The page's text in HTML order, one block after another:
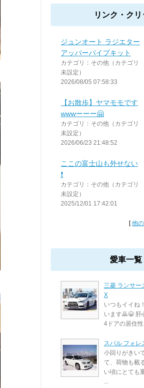
リンク・クリ
ジュンオート ラジエター
アッパーパイプキット
カテゴリ：その他（カテゴリ
未設定）
2026/08/05 07:58:33
【お散歩】ヤマモモです
wwwーーー🤗
カテゴリ：その他（カテゴリ
未設定）
2026/06/23 21:48:52
ここの富士山も外せない
❗
カテゴリ：その他（カテゴリ
未設定）
2025/12/01 17:42:01
[他
愛車一覧
三菱 ランサー
X
いつもイイね
います🙇😀 肝
4ドアの居住
スバル フォレ
小回りがきい
て、荷物も載
い頃にとても
...